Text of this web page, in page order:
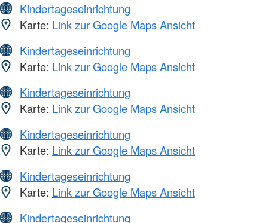
Kindertageseinrichtung
Karte: Link zur Google Maps Ansicht
Kindertageseinrichtung
Karte: Link zur Google Maps Ansicht
Kindertageseinrichtung
Karte: Link zur Google Maps Ansicht
Kindertageseinrichtung
Karte: Link zur Google Maps Ansicht
Kindertageseinrichtung
Karte: Link zur Google Maps Ansicht
Kindertageseinrichtung